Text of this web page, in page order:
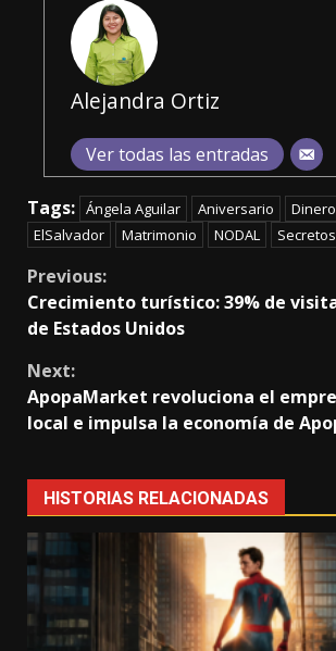
Alejandra Ortiz
Ver todas las entradas
Tags: Ángela Aguilar Aniversario
ElSalvador
Matrimonio NODAL Secretos
Continue
Reading
Previous:
Crecimiento turístico: 39% de
de Estados Unidos
Next:
ApopaMarket revoluciona el
local e impulsa la economía de
HISTORIAS RELACIONADAS